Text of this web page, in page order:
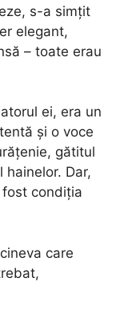
s-a simțit
elegant,
– toate erau
ei, era un
și o voce
gătitul
hainelor. Dar,
condiția
care